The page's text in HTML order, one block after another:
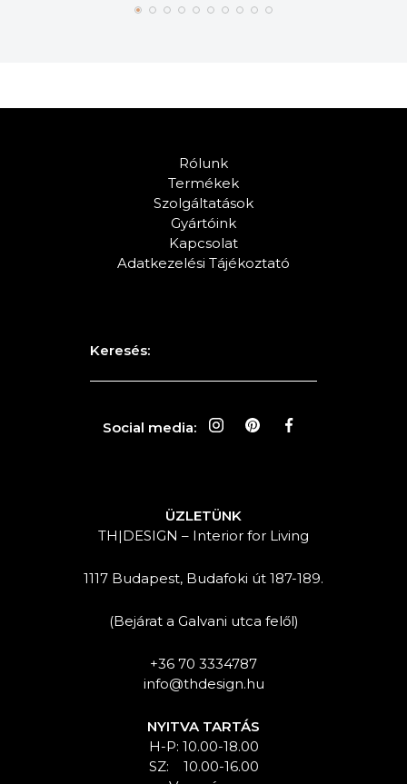
Rólunk
Termékek
Szolgáltatások
Gyártóink
Kapcsolat
Adatkezelési Tájékoztató
Keresés:
Social media:
ÜZLETÜNK
TH|DESIGN – Interior for Living
1117 Budapest, Budafoki út 187-189.
(Bejárat a Galvani utca felől)
+36 70 3334787
info@thdesign.hu
NYITVA TARTÁS
H-P: 10.00-18.00
SZ: 10.00-16.00